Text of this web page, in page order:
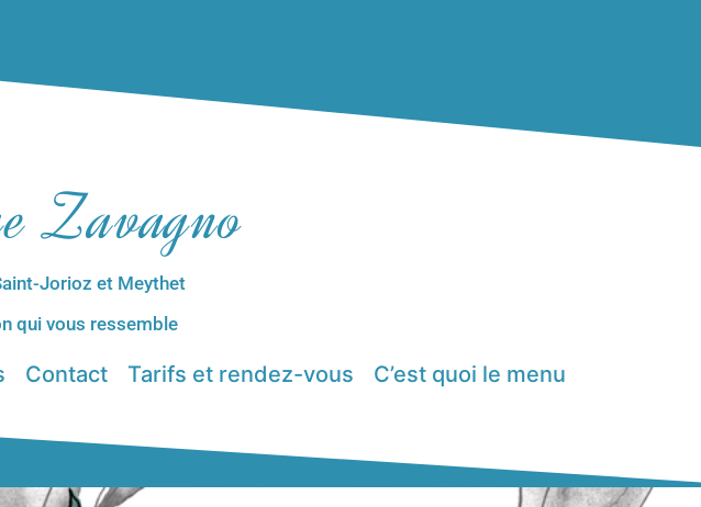
Zavagno
Jorioz et Meythet
qui vous ressemble
Contact Tarifs et rendez-vous C’est quoi le menu